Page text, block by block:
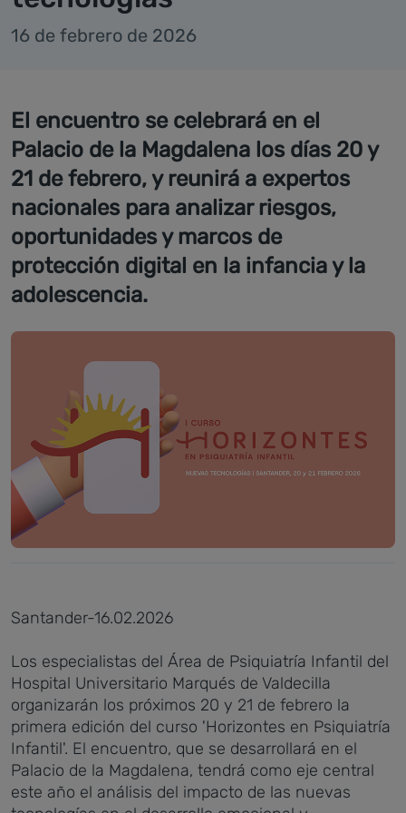
16 de febrero de 2026
El encuentro se celebrará en el
Palacio de la Magdalena los días 20 y
21 de febrero, y reunirá a expertos
nacionales para analizar riesgos,
oportunidades y marcos de
protección digital en la infancia y la
adolescencia.
Santander-16.02.2026
Los especialistas del Área de Psiquiatría Infantil del
Hospital Universitario Marqués de Valdecilla
organizarán los próximos 20 y 21 de febrero la
primera edición del curso 'Horizontes en Psiquiatría
Infantil'. El encuentro, que se desarrollará en el
Palacio de la Magdalena, tendrá como eje central
este año el análisis del impacto de las nuevas